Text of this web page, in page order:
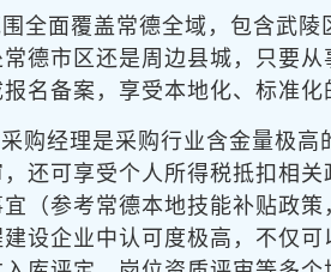
全面覆盖常德全域，包含武
德市区还是周边县城，只要
名备案，享受本地化、标准化
购经理是采购行业含金量极
还可享受个人所得税抵扣相
（参考常德本地技能补贴政
设企业中认可度极高，不仅